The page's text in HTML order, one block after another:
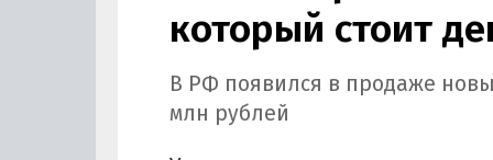
который стоит
В РФ появился в продаже
млн рублей